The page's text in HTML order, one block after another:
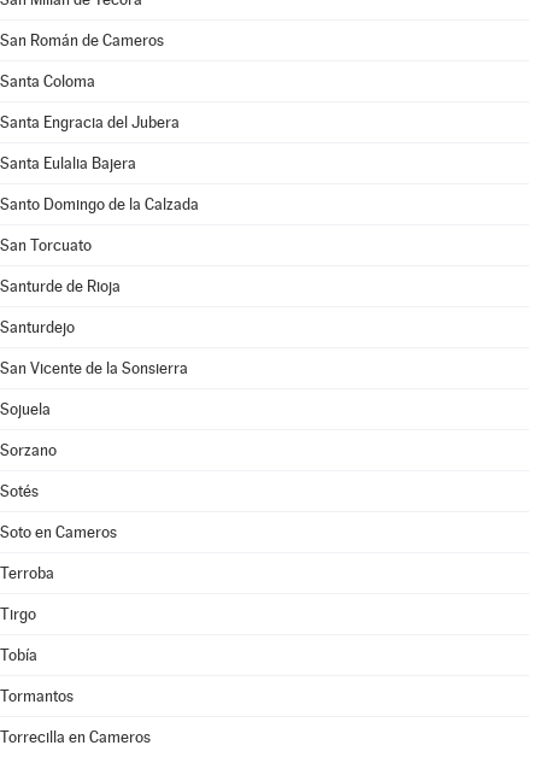
San Román de Cameros
Santa Coloma
Santa Engracia del Jubera
Santa Eulalia Bajera
Santo Domingo de la Calzada
San Torcuato
Santurde de Rioja
Santurdejo
San Vicente de la Sonsierra
Sojuela
Sorzano
Sotés
Soto en Cameros
Terroba
Tirgo
Tobía
Tormantos
Torrecilla en Cameros